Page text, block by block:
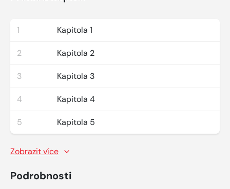
1 Kapitola 1
2 Kapitola 2
3 Kapitola 3
4 Kapitola 4
5 Kapitola 5
Zobrazit více
Podrobnosti